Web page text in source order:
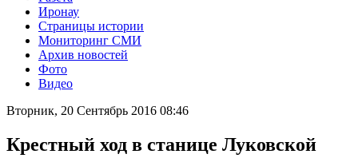
Иронау
Страницы истории
Мониторинг СМИ
Архив новостей
Фото
Видео
Вторник, 20 Сентябрь 2016 08:46
Крестный ход в станице Луковской